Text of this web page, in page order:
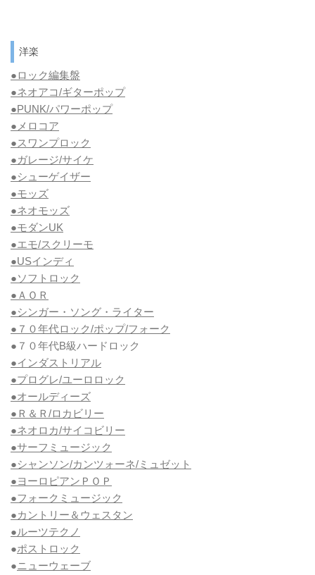
洋楽
●ロック編集盤
●ネオアコ/ギターポップ
●PUNK/パワーポップ
●メロコア
●スワンプロック
●ガレージ/サイケ
●シューゲイザー
●モッズ
●ネオモッズ
●モダンUK
●エモ/スクリーモ
●USインディ
●ソフトロック
●ＡＯＲ
●シンガー・ソング・ライター
●７０年代ロック/ポップ/フォーク
●７０年代B級ハードロック
●インダストリアル
●プログレ/ユーロロック
●オールディーズ
●Ｒ＆Ｒ/ロカビリー
●ネオロカ/サイコビリー
●サーフミュージック
●シャンソン/カンツォーネ/ミュゼット
●ヨーロピアンＰＯＰ
●フォークミュージック
●カントリー＆ウェスタン
●ルーツテクノ
●ポストロック
●ニューウェーブ